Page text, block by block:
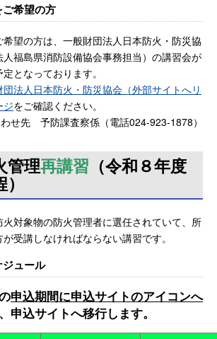
希望の方
望の方は、一般財団法人日本防火・防災協
福島県消防設備協会事務担当）の講習会が
となっております。
団法人日本防火・防災協会（外部サイトへリ
ジをご確認ください。
せ先 予防課査察係（電話024-923-1878）
管理再講習 （令和８年度
対象物の防火管理者に選任されていて、所
受講しなければならない講習です。
ュール
申込期間に申込サイトのアイコンへ
申込サイトへ移行します。